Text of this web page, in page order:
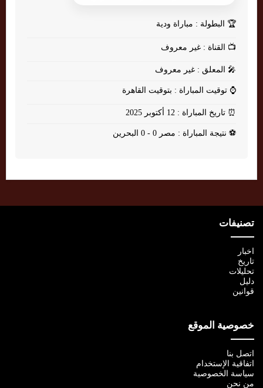
🏆 البطولة : مباراة ودية
📺 القناة : غير معروف
🎤 المعلق : غير معروف
⌚ توقيت المباراة : بتوقيت القاهرة
⏰ تاريخ المباراة : 12 أكتوبر 2025
⚽ نتيجة المباراة : مصر 0 - 0 البحرين
تصنيفات
اخبار
تاريخ
تحليلات
دليل
قوانين
خصوصية الموقع
اتصل بنا
اتفاقية الإستخدام
سياسة الخصوصية
من نحن